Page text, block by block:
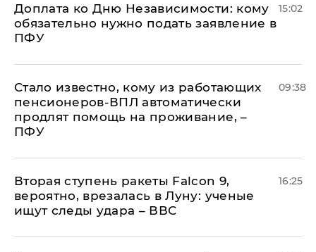
Доплата ко Дню Независимости: кому
обязательно нужно подать заявление в
ПФУ
15:02
Стало известно, кому из работающих
пенсионеров-ВПЛ автоматически
продлят помощь на проживание, –
ПФУ
09:38
Вторая ступень ракеты Falcon 9,
вероятно, врезалась в Луну: ученые
ищут следы удара – ВВС
16:25